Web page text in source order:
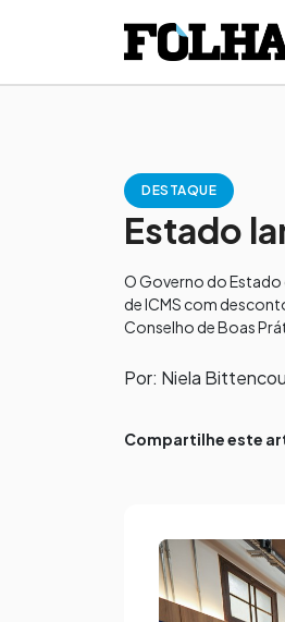
DESTAQUE
Estado
O Governo do Estado
de ICMS com
Conselho de Boas
Por: Niela
Compartilhe este